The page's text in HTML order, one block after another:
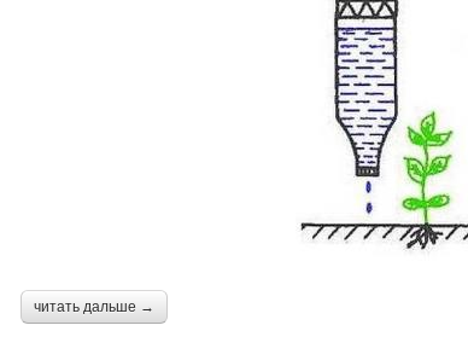
читать дальше →